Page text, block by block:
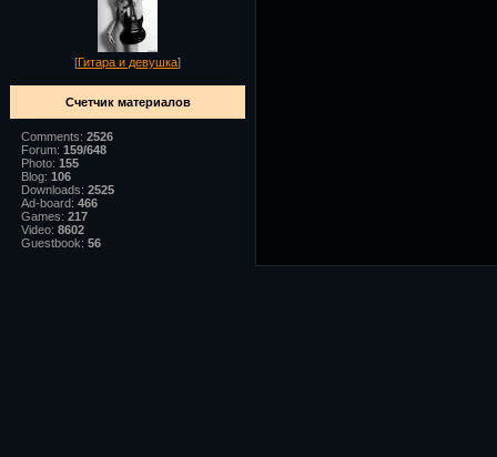
[Гитара и девушка]
Счетчик материалов
Comments: 2526
Forum: 159/648
Photo: 155
Blog: 106
Downloads: 2525
Ad-board: 466
Games: 217
Video: 8602
Guestbook: 56